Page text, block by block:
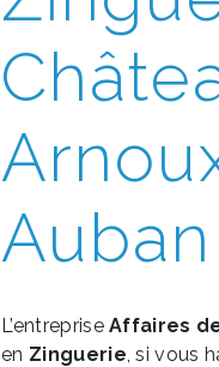
Auban
L’entrepriseAffaires
en Zinguerie, si vous